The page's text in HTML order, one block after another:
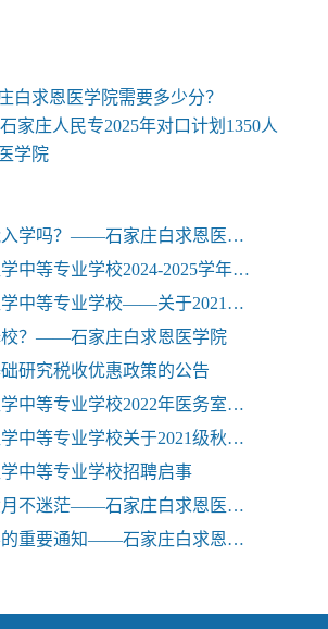
白求恩医学院需要多少分？
家庄人民专2025年对口计划1350人
学院
注册完学籍还能入学吗？——石家庄白求恩医学院
石家庄白求恩医学中等专业学校2024-2025学年度国家奖学金荣获学生名单
石家庄白求恩医学中等专业学校——关于2021年秋季学生开学相关事宜补充通知
校？——石家庄白求恩医学院
研究税收优惠政策的公告
石家庄白求恩医学中等专业学校2022年医务室护士公开招聘公告
石家庄白求恩医学中等专业学校关于2021级秋季新生开学相关事宜的公告
中等专业学校招聘启事
五月择好校，六月不迷茫——石家庄白求恩医学院
关于升学班开学的重要通知——石家庄白求恩医学院